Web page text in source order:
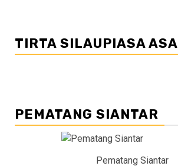
TIRTA SILAUPIASA
PEMATANG SIANTAR
Pematang Siantar